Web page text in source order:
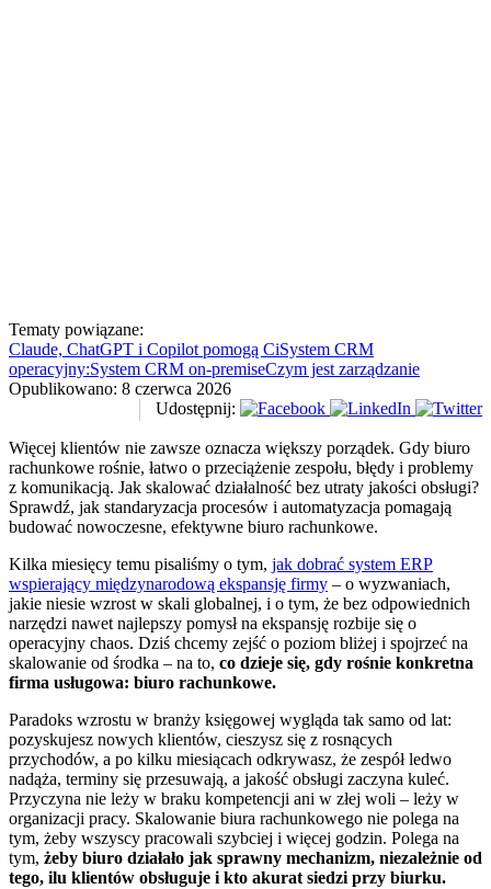
Tematy powiązane:
Claude, ChatGPT i Copilot pomogą CiSystem CRM
operacyjny:System CRM on-premiseCzym jest zarządzanie
Opublikowano: 8 czerwca 2026
Udostępnij:
Więcej klientów nie zawsze oznacza większy porządek. Gdy biuro
rachunkowe rośnie, łatwo o przeciążenie zespołu, błędy i problemy
z komunikacją. Jak skalować działalność bez utraty jakości obsługi?
Sprawdź, jak standaryzacja procesów i automatyzacja pomagają
budować nowoczesne, efektywne biuro rachunkowe.
Kilka miesięcy temu pisaliśmy o tym, jak dobrać system ERP
wspierający międzynarodową ekspansję firmy – o wyzwaniach,
jakie niesie wzrost w skali globalnej, i o tym, że bez odpowiednich
narzędzi nawet najlepszy pomysł na ekspansję rozbije się o
operacyjny chaos. Dziś chcemy zejść o poziom bliżej i spojrzeć na
skalowanie od środka – na to, co dzieje się, gdy rośnie konkretna
firma usługowa: biuro rachunkowe.
Paradoks wzrostu w branży księgowej wygląda tak samo od lat:
pozyskujesz nowych klientów, cieszysz się z rosnących
przychodów, a po kilku miesiącach odkrywasz, że zespół ledwo
nadąża, terminy się przesuwają, a jakość obsługi zaczyna kuleć.
Przyczyna nie leży w braku kompetencji ani w złej woli – leży w
organizacji pracy. Skalowanie biura rachunkowego nie polega na
tym, żeby wszyscy pracowali szybciej i więcej godzin. Polega na
tym, żeby biuro działało jak sprawny mechanizm, niezależnie od
tego, ilu klientów obsługuje i kto akurat siedzi przy biurku.